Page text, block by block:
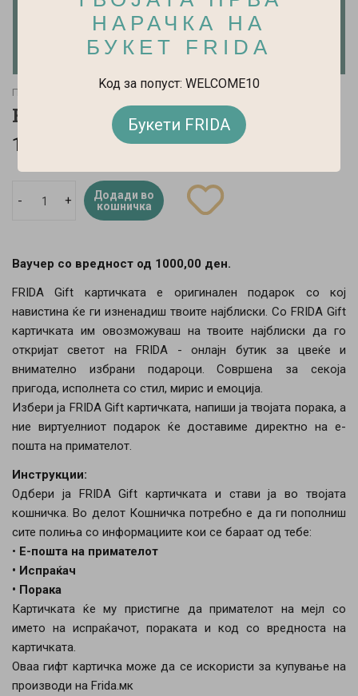
Почетна FRIDA Gift картичка
FRIDA Gift картичка
100 ден.
- +
Додади во
кошничка
Ваучер со вредност од 1000,00 ден.
FRIDA Gift картичката е оригинален подарок со кој
навистина ќе ги изненадиш твоите најблиски. Со FRIDA Gift
картичката им овозможуваш на твоите најблиски да го
откријат светот на FRIDA - онлајн бутик за цвеќе и
внимателно избрани подароци. Совршена за секоја
пригода, исполнета со стил, мирис и емоција.
Избери ја FRIDA Gift картичката, напиши ја твојата порака, а
ние виртуелниот подарок ќе доставиме директно на е-
пошта на примателот.
Инструкции:
Одбери ја FRIDA Gift картичката и стави ја во твојата
кошничка. Во делот Кошничка потребно е да ги пополниш
сите полиња со информациите кои се бараат од тебе:
• Е-пошта на примателот
• Испраќач
• Порака
Картичката ќе му пристигне да примателот на мејл со
името на испраќачот, пораката и код со вредноста на
картичката.
Оваа гифт картичка може да се искористи за купување на
производи на Frida.мк
НАРАЧКА НА
БУКЕТ FRIDA
Kод за попуст: WELCOME10
Букети FRIDA